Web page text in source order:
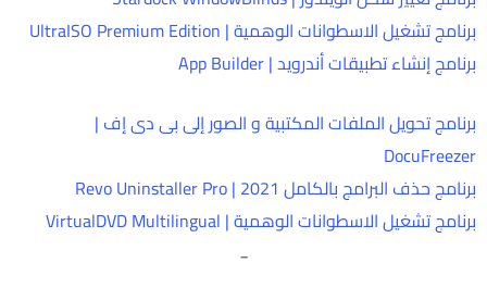
برنامج تشغيل الاسطوانات الوهمية | UltraISO Premium Edition
برنامج إنشاء تطبيقات أندرويد | App Builder
برنامج تحويل الملفات المكتبية و الصور إلى بى دى إف |
DocuFreezer
برنامج حذف البرامج بالكامل 2021 | Revo Uninstaller Pro
برنامج تشغيل الاسطوانات الوهمية | VirtualDVD Multilingual
_